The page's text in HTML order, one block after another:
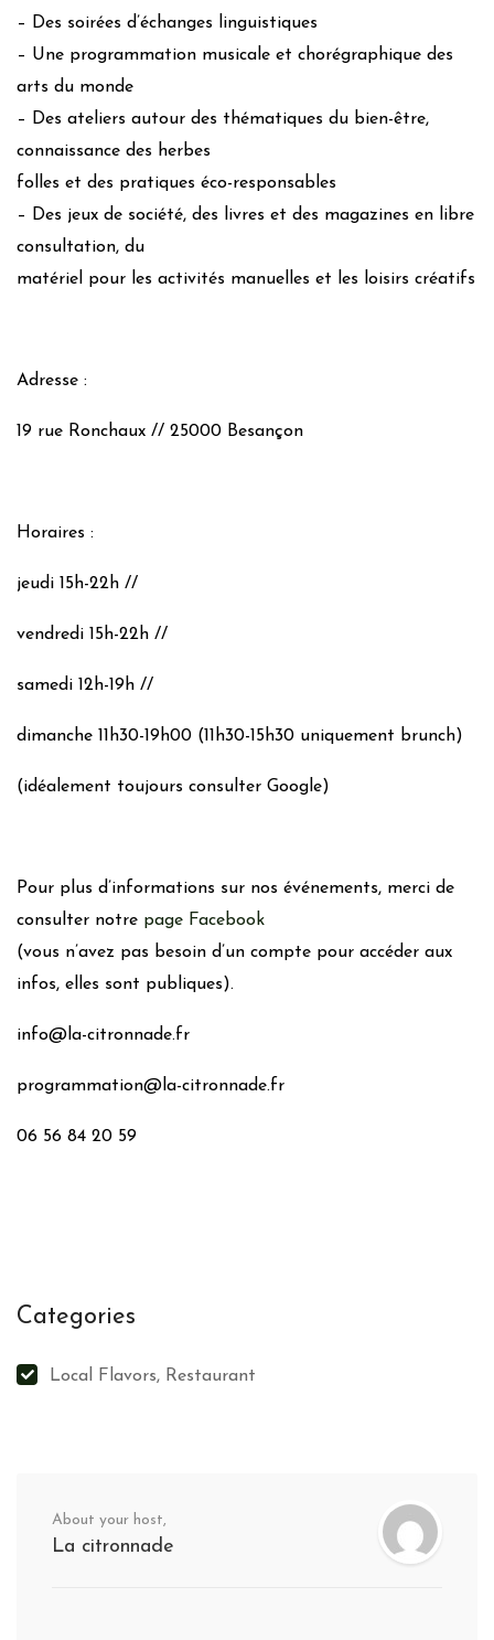
– Des soirées d’échanges linguistiques
– Une programmation musicale et chorégraphique des
arts du monde
– Des ateliers autour des thématiques du bien-être,
connaissance des herbes
folles et des pratiques éco-responsables
– Des jeux de société, des livres et des magazines en libre
consultation, du
matériel pour les activités manuelles et les loisirs créatifs
Adresse :
19 rue Ronchaux // 25000 Besançon
Horaires :
jeudi 15h-22h //
vendredi 15h-22h //
samedi 12h-19h //
dimanche 11h30-19h00 (11h30-15h30 uniquement brunch)
(idéalement toujours consulter Google)
Pour plus d’informations sur nos événements, merci de
consulter notre page Facebook
(vous n’avez pas besoin d’un compte pour accéder aux
infos, elles sont publiques).
info@la-citronnade.fr
programmation@la-citronnade.fr
06 56 84 20 59
Categories
Local Flavors, Restaurant
About your host,
La citronnade